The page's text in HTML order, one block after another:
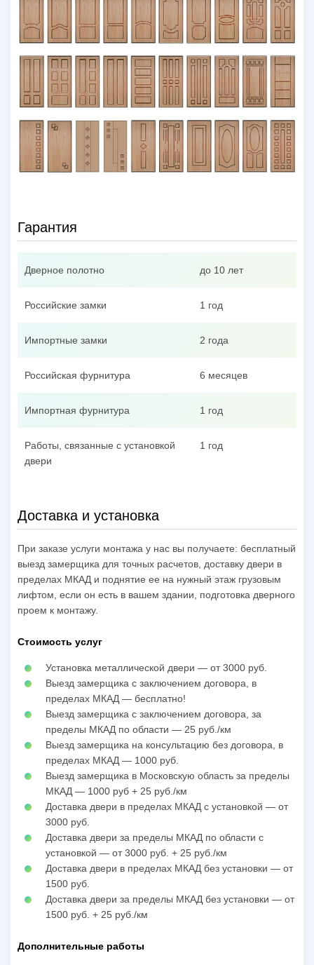
Гарантия
Дверное полотно до 10 лет
Российские замки 1 год
Импортные замки 2 года
Российская фурнитура 6 месяцев
Импортная фурнитура 1 год
Работы, связанные с установкой
двери
1 год
Доставка и установка
При заказе услуги монтажа у нас вы получаете: бесплатный
выезд замерщика для точных расчетов, доставку двери в
пределах МКАД и поднятие ее на нужный этаж грузовым
лифтом, если он есть в вашем здании, подготовка дверного
проем к монтажу.
Стоимость услуг
Установка металлической двери — от 3000 руб.
Выезд замерщика с заключением договора, в
пределах МКАД — бесплатно!
Выезд замерщика с заключением договора, за
пределы МКАД по области — 25 руб./км
Выезд замерщика на консультацию без договора, в
пределах МКАД — 1000 руб.
Выезд замерщика в Московскую область за пределы
МКАД — 1000 руб + 25 руб./км
Доставка двери в пределах МКАД с установкой — от
3000 руб.
Доставка двери за пределы МКАД по области с
установкой — от 3000 руб. + 25 руб./км
Доставка двери в пределах МКАД без установки — от
1500 руб.
Доставка двери за пределы МКАД без установки — от
1500 руб. + 25 руб./км
Дополнительные работы